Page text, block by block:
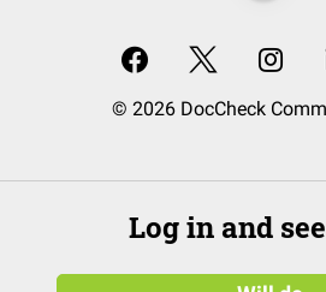
© 2026 DocCheck
Log in and